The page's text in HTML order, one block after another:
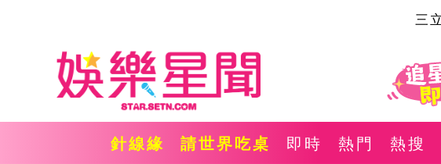
三
針線緣 請世界吃桌 即時 熱門 熱搜